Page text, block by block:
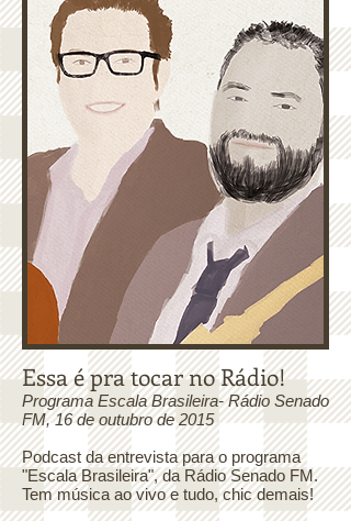
Essa é pra tocar no Rádio!
Programa Escala Brasileira- Rádio Senado
FM, 16 de outubro de 2015
Podcast da entrevista para o programa
"Escala Brasileira", da Rádio Senado FM.
Tem música ao vivo e tudo, chic demais!